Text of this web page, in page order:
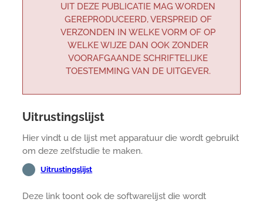
UIT DEZE PUBLICATIE MAG WORDEN
GEREPRODUCEERD, VERSPREID OF
VERZONDEN IN WELKE VORM OF OP
WELKE WIJZE DAN OOK ZONDER
VOORAFGAANDE SCHRIFTELIJKE
TOESTEMMING VAN DE UITGEVER.
Uitrustingslijst
Hier vindt u de lijst met apparatuur die wordt gebruikt
om deze zelfstudie te maken.
Uitrustingslijst
Deze link toont ook de softwarelijst die wordt